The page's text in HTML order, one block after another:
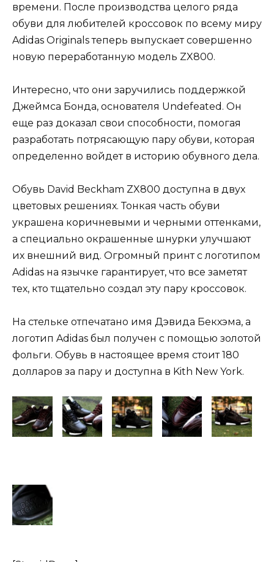
времени. После производства целого ряда
обуви для любителей кроссовок по всему миру
Adidas Originals теперь выпускает совершенно
новую переработанную модель ZX800.
Интересно, что они заручились поддержкой
Джеймса Бонда, основателя Undefeated. Он
еще раз доказал свои способности, помогая
разработать потрясающую пару обуви, которая
определенно войдет в историю обувного дела.
Обувь David Beckham ZX800 доступна в двух
цветовых решениях. Тонкая часть обуви
украшена коричневыми и черными оттенками,
а специально окрашенные шнурки улучшают
их внешний вид. Огромный принт с логотипом
Adidas на язычке гарантирует, что все заметят
тех, кто тщательно создал эту пару кроссовок.
На стельке отпечатано имя Дэвида Бекхэма, а
логотип Adidas был получен с помощью золотой
фольги. Обувь в настоящее время стоит 180
долларов за пару и доступна в Kith New York.